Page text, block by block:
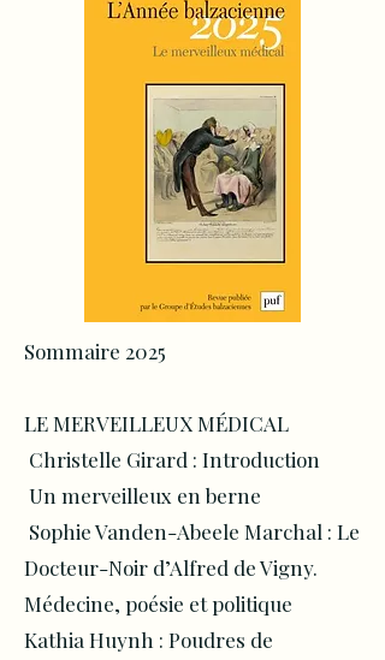
Sommaire 2025
LE MERVEILLEUX MÉDICAL
Christelle Girard : Introduction
Un merveilleux en berne
Sophie Vanden-Abeele Marchal : Le
Docteur-Noir d’Alfred de Vigny.
Médecine, poésie et politique
Kathia Huynh : Poudres de